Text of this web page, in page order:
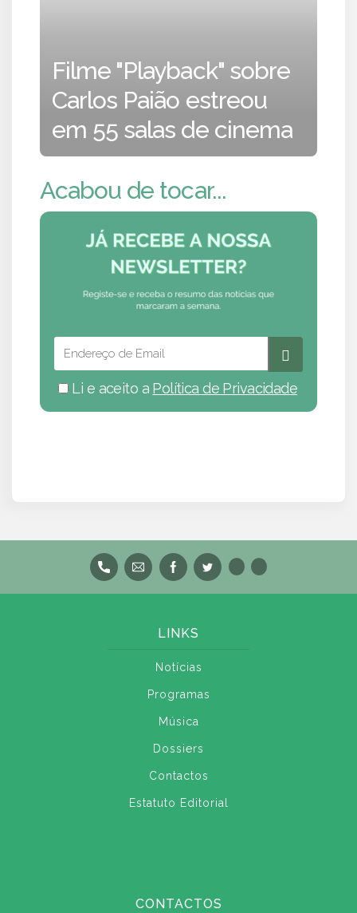
Filme "Playback" sobre
Carlos Paião estreou
em 55 salas de cinema
Acabou de tocar...
Li e aceito a Política de Privacidade
LINKS
Notícias
Programas
Música
Dossiers
Contactos
Estatuto Editorial
CONTACTOS